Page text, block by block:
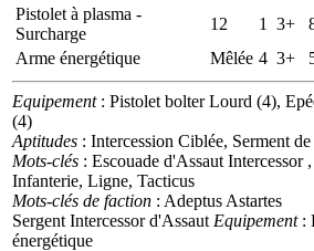
Pistolet à plasma -
Surcharge
12 1 3+
Arme énergétique
Mêlée 4 3+
Equipement: Pistolet bolter Lourd (4),
(4)
Aptitudes : Intercession Ciblée, Serment
Mots-clés : Escouade d'Assaut Intercessor
Infanterie, Ligne, Tacticus
Mots-clés de faction : Adeptus Astartes
Sergent Intercessor d'Assaut Equipement:
énergétique